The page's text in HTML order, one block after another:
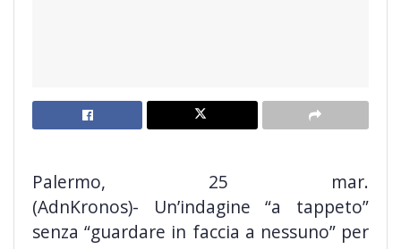
Palermo, 25 mar.
(AdnKronos)- Un’indagine “a tappeto”
senza “guardare in faccia a nessuno” per